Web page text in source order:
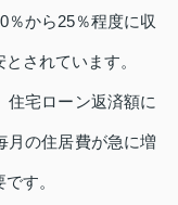
％から25％程度に収
されています。
住宅ローン返済額に
月の住居費が急に増
す。